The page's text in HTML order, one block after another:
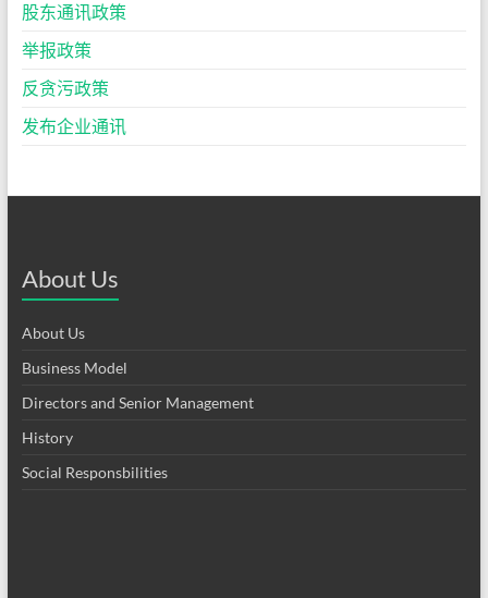
股东通讯政策
举报政策
反贪污政策
发布企业通讯
About Us
About Us
Business Model
Directors and Senior Management
History
Social Responsbilities